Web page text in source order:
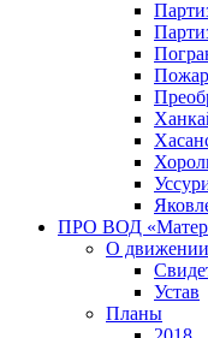
ПРО ВОД
О
Устав
Планы